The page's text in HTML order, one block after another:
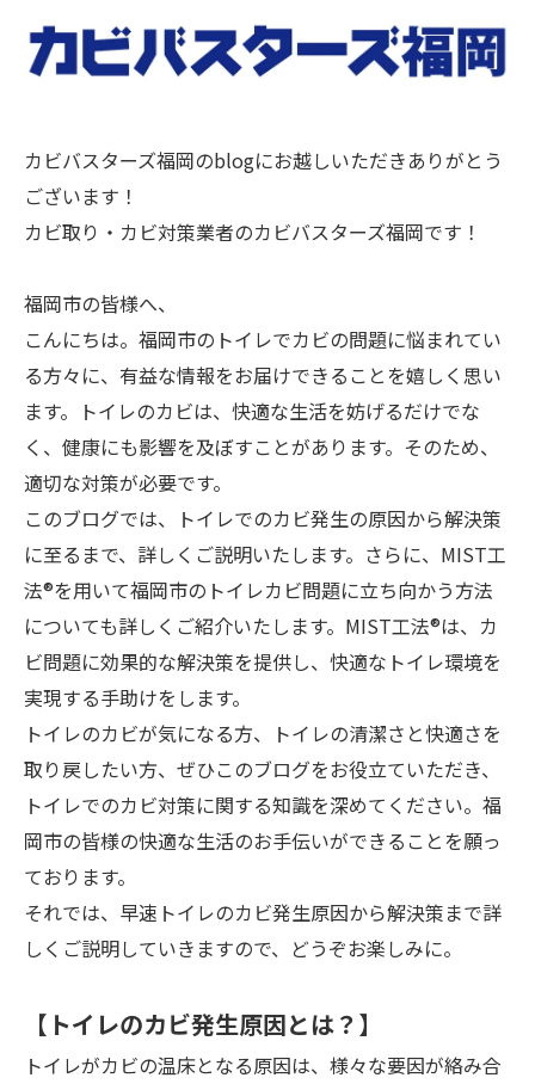
カビバスターズ福岡のblogにお越しいただきありがとう
ございます！
カビ取り・カビ対策業者のカビバスターズ福岡です！
福岡市の皆様へ、
こんにちは。福岡市のトイレでカビの問題に悩まれてい
る方々に、有益な情報をお届けできることを嬉しく思い
ます。トイレのカビは、快適な生活を妨げるだけでな
く、健康にも影響を及ぼすことがあります。そのため、
適切な対策が必要です。
このブログでは、トイレでのカビ発生の原因から解決策
に至るまで、詳しくご説明いたします。さらに、MIST工
法®を用いて福岡市のトイレカビ問題に立ち向かう方法
についても詳しくご紹介いたします。MIST工法®は、カ
ビ問題に効果的な解決策を提供し、快適なトイレ環境を
実現する手助けをします。
トイレのカビが気になる方、トイレの清潔さと快適さを
取り戻したい方、ぜひこのブログをお役立ていただき、
トイレでのカビ対策に関する知識を深めてください。福
岡市の皆様の快適な生活のお手伝いができることを願っ
ております。
それでは、早速トイレのカビ発生原因から解決策まで詳
しくご説明していきますので、どうぞお楽しみに。
【トイレのカビ発生原因とは？】
トイレがカビの温床となる原因は、様々な要因が絡み合